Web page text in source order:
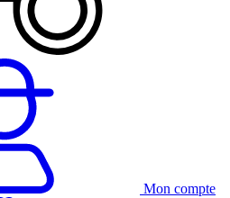
Mon compte